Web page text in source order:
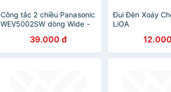
Công tắc 2 chiều Panasonic
WEV5002SW dòng Wide -
39.000 đ
Đui Đèn Xoáy
LiOA